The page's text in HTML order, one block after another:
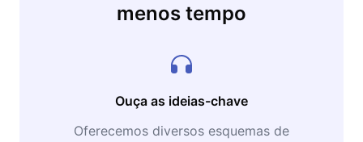
menos tempo
Ouça as ideias-chave
Oferecemos diversos esquemas de